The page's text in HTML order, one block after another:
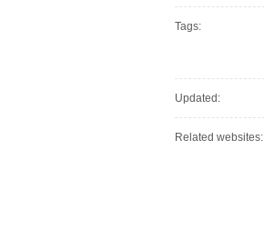
Tags:
Updated:
Related websites: